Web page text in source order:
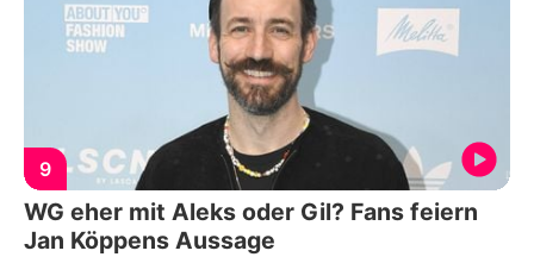
9
WG eher mit Aleks oder Gil? Fans feiern
Jan Köppens Aussage